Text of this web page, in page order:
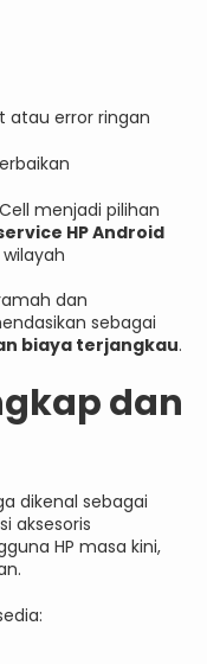
atau error ringan
menjadi pilihan
HP Android
dan
sebagai
biaya terjangkau.
dan
dikenal sebagai
aksesoris
HP masa kini,